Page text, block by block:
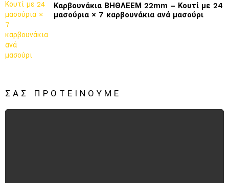
Καρβουνάκια ΒΗΘΛΕΕΜ 22mm – Κουτί με 24
μασούρια × 7 καρβουνάκια ανά μασούρι
ΣΑΣ ΠΡΟΤΕΊΝΟΥΜΕ